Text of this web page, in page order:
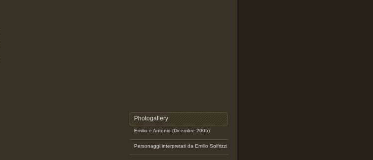
Photogallery
Emilio e Antonio (Dicembre 2005)
Personaggi interpretati da Emilio Solfrizzi